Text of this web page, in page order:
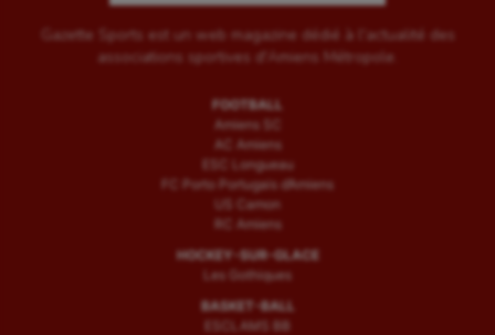
Gazette Sports est un web magazine dédié à l'actualité des
associations sportives d'Amiens Métropole.
FOOTBALL
Amiens SC
AC Amiens
ESC Longueau
FC Porto Portugais d’Amiens
US Camon
RC Amiens
HOCKEY-SUR-GLACE
Les Gothiques
BASKET-BALL
ESCLAMS BB